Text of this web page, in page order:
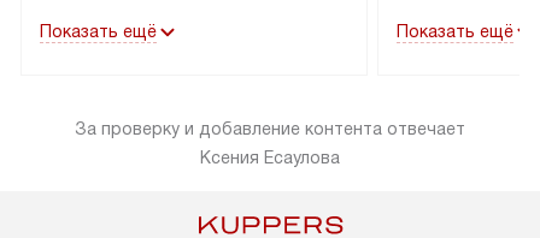
специальным лейблом
оплачивается дополнительно.
Возможна доставка товаров по
Показать ещё
эксплуатации
подключается
Показать ещё
За проверку и добавление контента отвечает
Ксения Есаулова